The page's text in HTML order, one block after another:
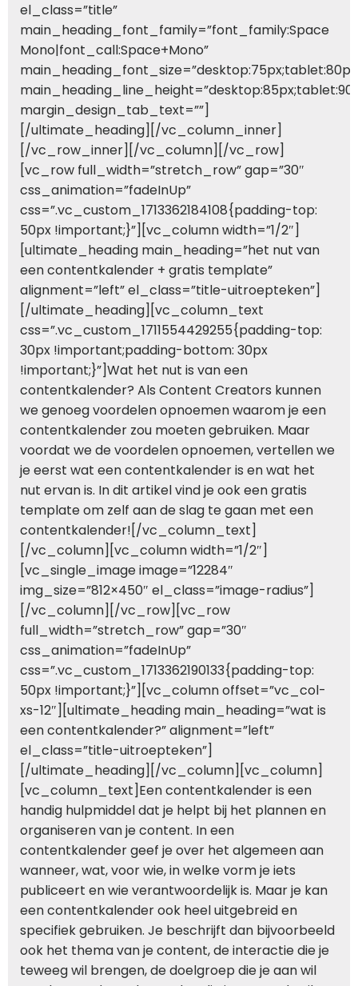
el_class=”title”
main_heading_font_family=”font_family:Space
Mono|font_call:Space+Mono”
margin_design_tab_text=””]
[/ultimate_heading][/vc_column_inner]
[/vc_row_inner][/vc_column][/vc_row]
[vc_row full_width=”stretch_row” gap=”30″
css_animation=”fadeInUp”
css=”.vc_custom_1713362184108{padding-top:
50px !important;}”][vc_column width=”1/2″]
[ultimate_heading main_heading=”het nut van
een contentkalender + gratis template”
alignment=”left” el_class=”title-uitroepteken”]
[/ultimate_heading][vc_column_text
css=”.vc_custom_1711554429255{padding-top:
30px !important;padding-bottom: 30px
!important;}”]Wat het nut is van een
contentkalender? Als Content Creators kunnen
we genoeg voordelen opnoemen waarom je een
contentkalender zou moeten gebruiken. Maar
voordat we de voordelen opnoemen, vertellen we
je eerst wat een contentkalender is en wat het
nut ervan is. In dit artikel vind je ook een gratis
template om zelf aan de slag te gaan met een
contentkalender![/vc_column_text]
[/vc_column][vc_column width=”1/2″]
[vc_single_image image=”12284″
img_size=”812×450″ el_class=”image-radius”]
[/vc_column][/vc_row][vc_row
full_width=”stretch_row” gap=”30″
css_animation=”fadeInUp”
css=”.vc_custom_1713362190133{padding-top:
50px !important;}”][vc_column offset=”vc_col-
xs-12″][ultimate_heading main_heading=”wat is
een contentkalender?” alignment=”left”
el_class=”title-uitroepteken”]
[/ultimate_heading][/vc_column][vc_column]
[vc_column_text]Een contentkalender is een
handig hulpmiddel dat je helpt bij het plannen en
organiseren van je content. In een
contentkalender geef je over het algemeen aan
wanneer, wat, voor wie, in welke vorm je iets
publiceert en wie verantwoordelijk is. Maar je kan
een contentkalender ook heel uitgebreid en
specifiek gebruiken. Je beschrijft dan bijvoorbeeld
ook het thema van je content, de interactie die je
teweeg wil brengen, de doelgroep die je aan wil